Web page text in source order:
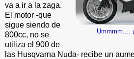
Ummmm....
va a ir a la zaga.
El motor -que
sigue siendo de
800cc, no se
utiliza el 900 de
las Husqvarna Nuda- recibe un